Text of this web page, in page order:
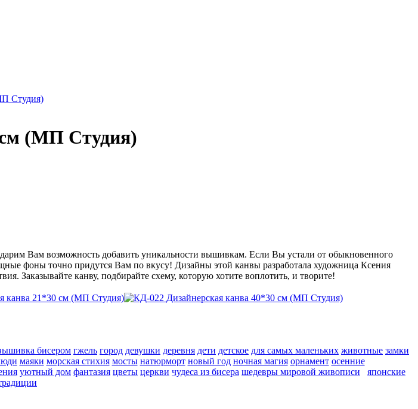
Студия)
см (МП Студия)
Вам возможность добавить уникальности вышивкам. Если Вы устали от обыкновенного
фоны точно придутся Вам по вкусу! Дизайны этой канвы разработала художница Ксения
Заказывайте канву, подбирайте схему, которую хотите воплотить, и творите!
бисером гжель город девушки деревня дети детское для самых маленьких животные замки
маяки морская стихия мосты натюрморт новый год ночная магия орнамент осенние
уютный дом фантазия цветы церкви чудеса из бисера шедевры мировой живописи
японские